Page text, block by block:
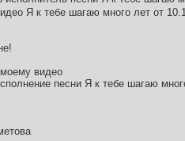
Я к тебе шагаю много лет от
видео
песни Я к тебе шагаю